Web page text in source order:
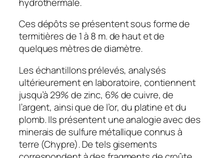
Ces dépôts se présentent sous forme de
termitières de 1 à 8 m. de haut et de
quelques mètres de diamètre.
Les échantillons prélevés, analysés
ultérieurement en laboratoire, contiennent
jusqu’à 29% de zinc, 6% de cuivre, de
l’argent, ainsi que de l’or, du platine et du
plomb. Ils présentent une analogie avec des
minerais de sulfure métallique connus à
terre (Chypre). De tels gisements